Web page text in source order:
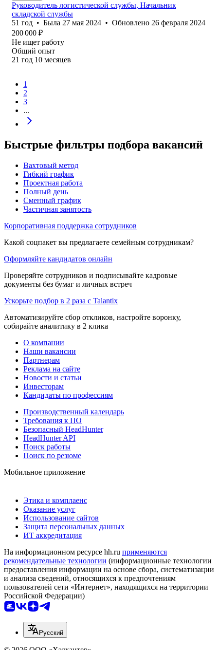
Руководитель логистической службы, Начальник
складской службы
51 год • Была 27 мая 2024 • Обновлено 26 февраля 2024
200 000 ₽
Не ищет работу
Общий опыт
21 год 10 месяцев
1
2
3
...
Быстрые фильтры подбора вакансий
Вахтовый метод
Гибкий график
Проектная работа
Полный день
Сменный график
Частичная занятость
Корпоративная поддержка сотрудников
Какой соцпакет вы предлагаете семейным сотрудникам?
Оформляйте кандидатов онлайн
Проверяйте сотрудников и подписывайте кадровые
документы без бумаг и личных встреч
Ускорьте подбор в 2 раза с Talantix
Автоматизируйте сбор откликов, настройте воронку,
собирайте аналитику в 2 клика
О компании
Наши вакансии
Партнерам
Реклама на сайте
Новости и статьи
Инвесторам
Кандидаты по профессиям
Производственный календарь
Требования к ПО
Безопасный HeadHunter
HeadHunter API
Поиск работы
Поиск по резюме
Мобильное приложение
Этика и комплаенс
Оказание услуг
Использование сайтов
Защита персональных данных
ИТ аккредитация
На информационном ресурсе hh.ru применяются
рекомендательные технологии (информационные технологии
предоставления информации на основе сбора, систематизации
и анализа сведений, относящихся к предпочтениям
пользователей сети «Интернет», находящихся на территории
Российской Федерации)
Русский